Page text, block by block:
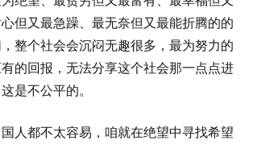
但又最急躁、最无奈但又最能折腾的的
整个社会会沉闷无趣很多，最为努力的
的回报，无法分享这个社会那一点点进
是不公平的。
人都不太容易，咱就在绝望中寻找希望